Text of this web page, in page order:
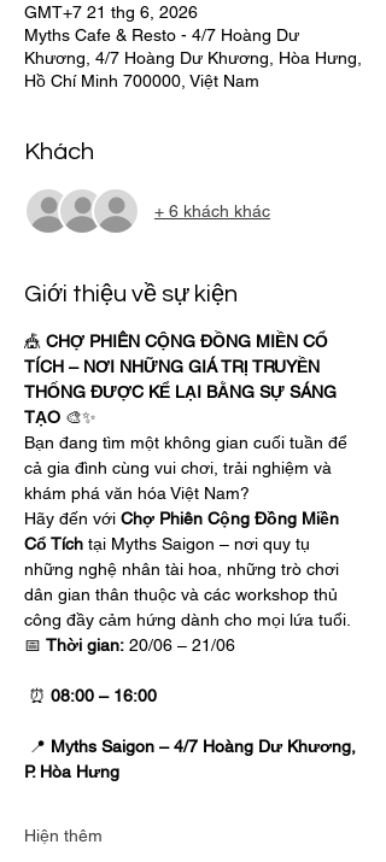
GMT+7 21 thg 6, 2026
Myths Cafe & Resto - 4/7 Hoàng Dư
Khương, 4/7 Hoàng Dư Khương, Hòa Hưng,
Hồ Chí Minh 700000, Việt Nam
Khách
+ 6 khách khác
Giới thiệu về sự kiện
🎪 CHỢ PHIÊN CỘNG ĐỒNG MIỀN CỔ
TÍCH – NƠI NHỮNG GIÁ TRỊ TRUYỀN
THỐNG ĐƯỢC KỂ LẠI BẰNG SỰ SÁNG
TẠO 🎨✨
Bạn đang tìm một không gian cuối tuần để
cả gia đình cùng vui chơi, trải nghiệm và
khám phá văn hóa Việt Nam?
Hãy đến với Chợ Phiên Cộng Đồng Miền
Cổ Tích tại Myths Saigon – nơi quy tụ
những nghệ nhân tài hoa, những trò chơi
dân gian thân thuộc và các workshop thủ
công đầy cảm hứng dành cho mọi lứa tuổi.
📅 Thời gian: 20/06 – 21/06
⏰ 08:00 – 16:00
📍 Myths Saigon – 4/7 Hoàng Dư Khương,
P. Hòa Hưng
Hiện thêm